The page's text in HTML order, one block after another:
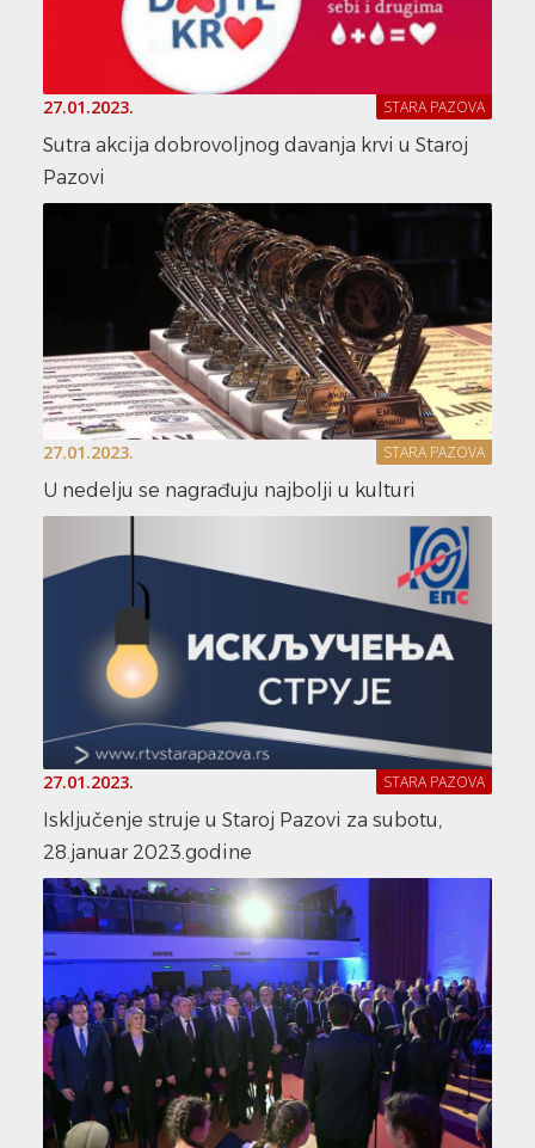
27.01.2023. STARA PAZOVA
Sutra akcija dobrovoljnog davanja krvi u Staroj
Pazovi
27.01.2023. STARA PAZOVA
U nedelju se nagrađuju najbolji u kulturi
27.01.2023. STARA PAZOVA
Isključenje struje u Staroj Pazovi za subotu,
28.januar 2023.godine